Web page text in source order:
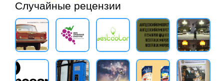
Случайные рецензии